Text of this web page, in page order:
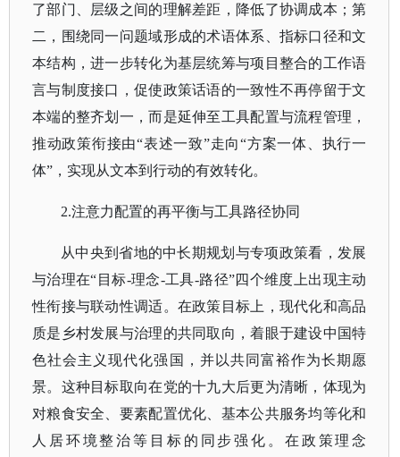
了部门、层级之间的理解差距，降低了协调成本；第
二，围绕同一问题域形成的术语体系、指标口径和文
本结构，进一步转化为基层统筹与项目整合的工作语
言与制度接口，促使政策话语的一致性不再停留于文
本端的整齐划一，而是延伸至工具配置与流程管理，
推动政策衔接由“表述一致”走向“方案一体、执行一
体”，实现从文本到行动的有效转化。
2.注意力配置的再平衡与工具路径协同
从中央到省地的中长期规划与专项政策看，发展
与治理在“目标-理念-工具-路径”四个维度上出现主动
性衔接与联动性调适。在政策目标上，现代化和高品
质是乡村发展与治理的共同取向，着眼于建设中国特
色社会主义现代化强国，并以共同富裕作为长期愿
景。这种目标取向在党的十九大后更为清晰，体现为
对粮食安全、要素配置优化、基本公共服务均等化和
人居环境整治等目标的同步强化。在政策理念